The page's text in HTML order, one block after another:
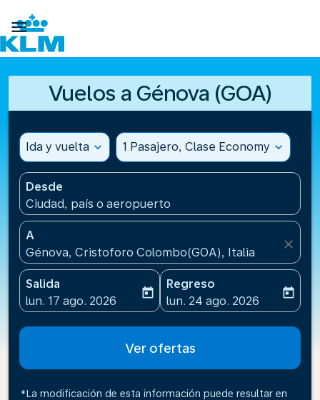

Vuelos a Génova (GOA)
Ida y vuelta expand_more 1 Pasajero, Clase Economy expand_more
Desde
Ciudad, país o aeropuerto
A
Génova, Cristoforo Colombo(GOA), Italia
close
Salida
fc-booking-departure-date-aria-label
lun. 17 ago. 2026
today
Regreso
fc-booking-return-date-
lun. 24 ago. 2026
today
Ver ofertas
*La modificación de esta información puede resultar en